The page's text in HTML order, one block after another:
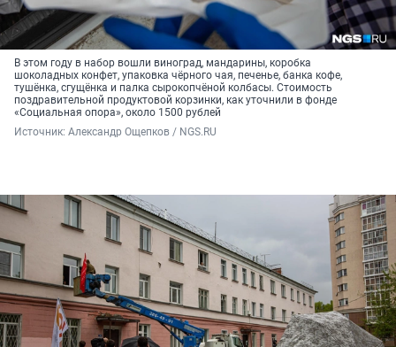
В этом году в набор вошли виноград, мандарины, коробка
шоколадных конфет, упаковка чёрного чая, печенье, банка кофе,
тушёнка, сгущёнка и палка сырокопчёной колбасы. Стоимость
поздравительной продуктовой корзинки, как уточнили в фонде
«Социальная опора», около 1500 рублей
Источник: Александр Ощепков / NGS.RU